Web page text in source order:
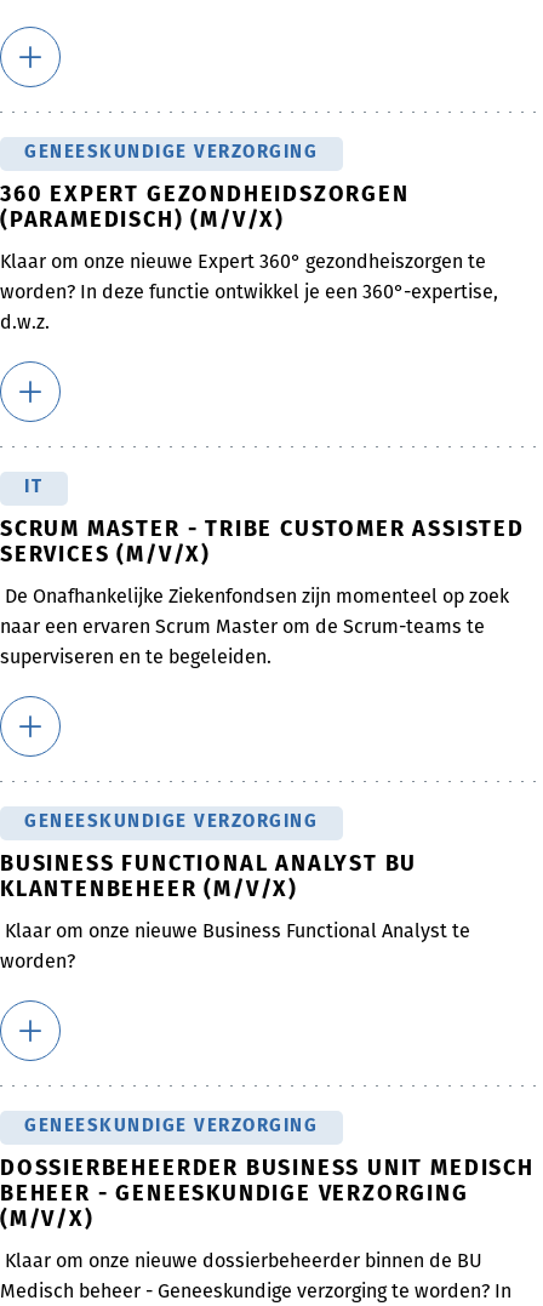
GENEESKUNDIGE VERZORGING
360 EXPERT GEZONDHEIDSZORGEN
(PARAMEDISCH) (M/V/X)
Klaar om onze nieuwe Expert 360° gezondheiszorgen te
worden? In deze functie ontwikkel je een 360°-expertise,
d.w.z.
SCRUM MASTER - TRIBE CUSTOMER ASSISTED
SERVICES (M/V/X)
De Onafhankelijke Ziekenfondsen zijn momenteel op zoek
naar een ervaren Scrum Master om de Scrum-teams te
superviseren en te begeleiden.
GENEESKUNDIGE VERZORGING
BUSINESS FUNCTIONAL ANALYST BU
KLANTENBEHEER (M/V/X)
Klaar om onze nieuwe Business Functional Analyst te
worden?
GENEESKUNDIGE VERZORGING
DOSSIERBEHEERDER BUSINESS UNIT MEDISCH
BEHEER - GENEESKUNDIGE VERZORGING
(M/V/X)
Klaar om onze nieuwe dossierbeheerder binnen de BU
Medisch beheer - Geneeskundige verzorging te worden? In